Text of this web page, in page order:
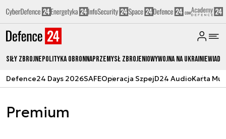
Siły zbrojnePolityka obronnaPrzemysł ZbrojeniowyWojna na Ukrainie
Defence24 Days 2026SAFEOperacja SzpejD24 AudioKarta
Premium